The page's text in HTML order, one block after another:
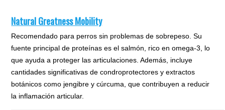
Natural Greatness Mobility
Recomendado para perros sin problemas de sobrepeso. Su
fuente principal de proteínas es el salmón, rico en omega-3, lo
que ayuda a proteger las articulaciones. Además, incluye
cantidades significativas de condroprotectores y extractos
botánicos como jengibre y cúrcuma, que contribuyen a reducir
la inflamación articular.